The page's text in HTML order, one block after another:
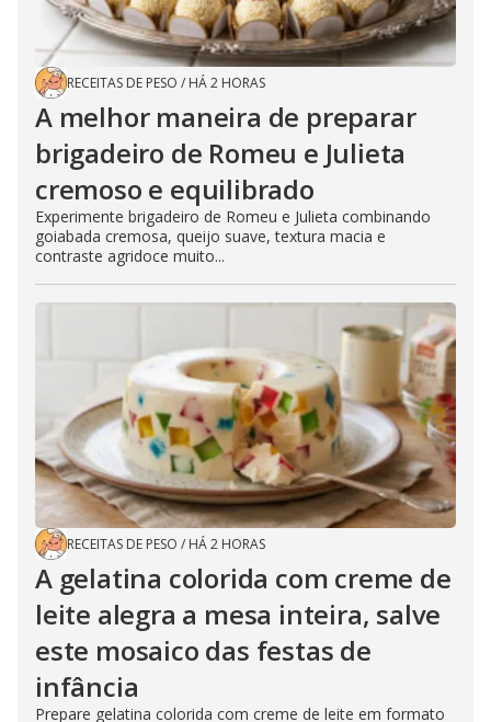
RECEITAS DE PESO / HÁ 2 HORAS
A melhor maneira de preparar
brigadeiro de Romeu e Julieta
cremoso e equilibrado
Experimente brigadeiro de Romeu e Julieta combinando
goiabada cremosa, queijo suave, textura macia e
contraste agridoce muito...
RECEITAS DE PESO / HÁ 2 HORAS
A gelatina colorida com creme de
leite alegra a mesa inteira, salve
este mosaico das festas de
infância
Prepare gelatina colorida com creme de leite em formato